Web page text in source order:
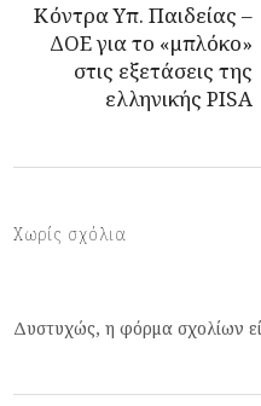
Κόντρα Υπ. Παιδείας –
ΔΟΕ για το «μπλόκο»
στις εξετάσεις της
ελληνικής PISA
Χωρίς σχόλια
Δυστυχώς, η φόρμα σχολίων